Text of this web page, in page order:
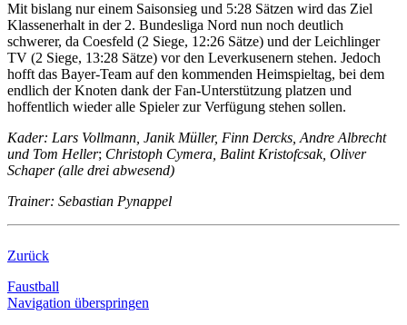
Mit bislang nur einem Saisonsieg und 5:28 Sätzen wird das Ziel
Klassenerhalt in der 2. Bundesliga Nord nun noch deutlich
schwerer, da Coesfeld (2 Siege, 12:26 Sätze) und der Leichlinger
TV (2 Siege, 13:28 Sätze) vor den Leverkusenern stehen. Jedoch
hofft das Bayer-Team auf den kommenden Heimspieltag, bei dem
endlich der Knoten dank der Fan-Unterstützung platzen und
hoffentlich wieder alle Spieler zur Verfügung stehen sollen.
Kader: Lars Vollmann, Janik Müller, Finn Dercks, Andre Albrecht
und Tom Heller; Christoph Cymera, Balint Kristofcsak, Oliver
Schaper (alle drei abwesend)
Trainer: Sebastian Pynappel
Zurück
Faustball
Navigation überspringen